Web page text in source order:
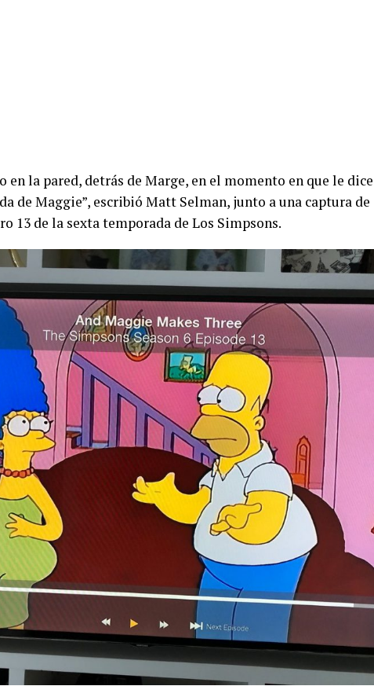
en la pared, detrás de Marge, en el momento en que le
de Maggie”, escribió Matt Selman, junto a una captura de
13 de la sexta temporada de Los Simpsons.